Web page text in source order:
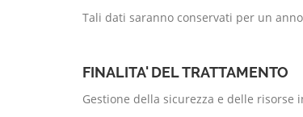
Tali dati saranno conservati per un
FINALITA' DEL TRATTAMENTO
Gestione della sicurezza e delle risorse